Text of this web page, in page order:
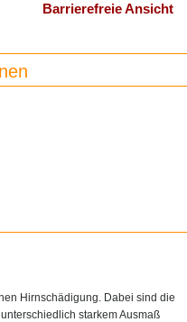
Barrierefreie Ansicht
Hirnschädigung. Dabei sind die
starkem Ausmaß